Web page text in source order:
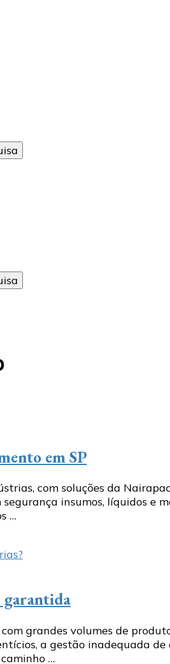
em SP
com soluções da
insumos, líquidos e
…
garantida
grandes volumes de
a gestão inadequada
…